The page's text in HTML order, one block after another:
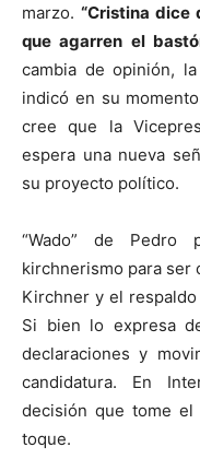
marzo. “Cristina dice
que agarren el
cambia de opinión,
indicó en su
cree que la
espera una nueva
su proyecto político.
“Wado” de
kirchnerismo para ser
Kirchner y el
Si bien lo expresa
declaraciones y
candidatura. En
decisión que tome
toque.